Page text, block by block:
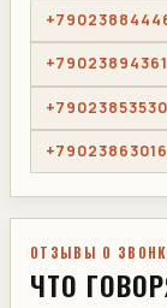
+79023894361
+79023853530
+79023863016
ОТЗЫВЫ О
ЧТО